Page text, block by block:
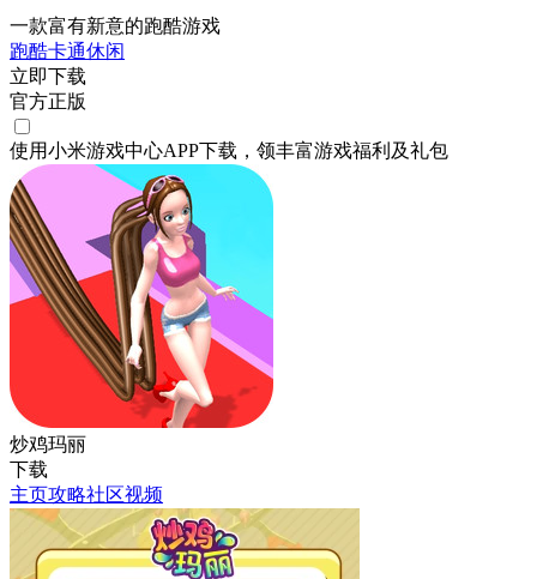
一款富有新意的跑酷游戏
跑酷卡通休闲
立即下载
官方正版
使用小米游戏中心APP下载 ，领丰富游戏福利 及礼包
炒鸡玛丽
下载
主页攻略社区视频